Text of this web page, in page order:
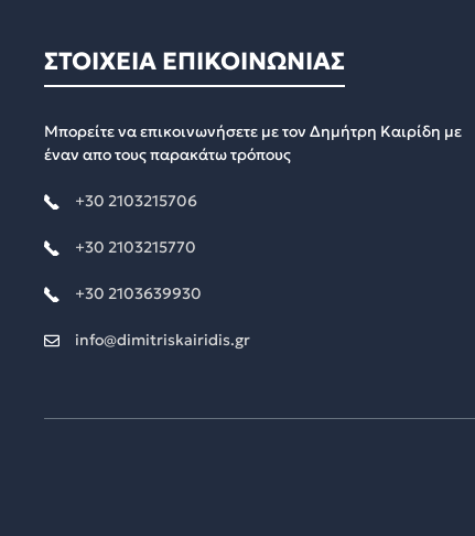
ΣΤΟΙΧΕΙΑ ΕΠΙΚΟΙΝΩΝΙΑΣ
Μπορείτε να επικοινωνήσετε με τον Δημήτρη Καιρίδη με
έναν απο τους παρακάτω τρόπους
+30 2103215706
+30 2103215770
+30 2103639930
info@dimitriskairidis.gr